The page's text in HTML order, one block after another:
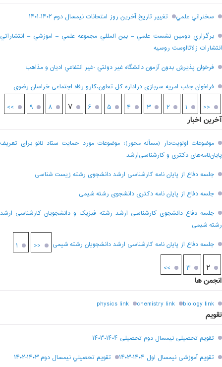
سخنراني علمي
تغيير تاريخ آخرين روز امتحانات نيمسال دوم ۱۴۰۲-۱۴۰۱
برگزاري دومين نشست علمي – بين المللي مجموعه علمي – اموزشي – انتشاراتي
انتشارات زلاتااوست روسيه
فرخوان پذيرش بدون آزمون دانشگاه غير دولتي -غير انتفاعي اديان و مذاهب
فراخوان جذب امریه سربازی دراداره کل تعاون،کارو رفاه اجتماعی خراسان رضوی
<< ۱ ۲ ۳ ۴ ۵ ۶ ۷ ۸ ۹ >>
آخرین اخبار
موضوعات اولویت‌دار (مسأله محور)؛ موضوعات مورد حمایت ستاد نانو برای تعریف
پایان‌نامه‌های دکتری و کارشناسی‌ارشد
جلسه دفاع از پایان نامه کارشناسی ارشد دانشجوی رشته زیست شناسی
جلسه دفاع از پایان نامه دکتری دانشجوی رشته شیمی
جلسه دفاع دانشجوی کارشناسی ارشد رشته فیزیک و دانشجویان کارشناسی ارشد
رشته شیمی
جلسه دفاع از پایان نامه کارشناسی ارشد دانشجویان رشته شیمی
<< ۱
۲ ۳ >>
انجمن ها
biology link
chemistry link
physics link
تقویم
تقویم تحصیلی نیمسال دوم تحصیلی ۱۴۰۴-۱۴۰۳
تقویم آموزشی نیمسال اول ۱۴۰۴-۱۴۰۳
تقويم تحصيلي نيمسال دوم ۱۴۰۳-۱۴۰۲